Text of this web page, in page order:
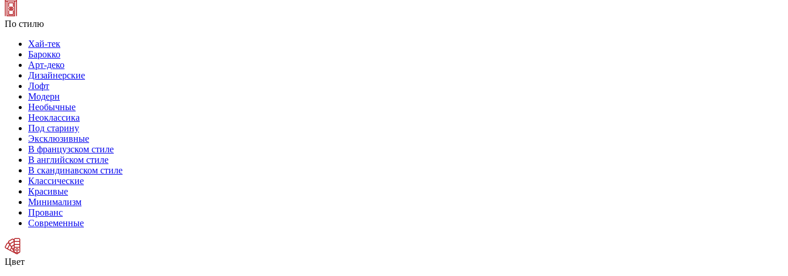
По стилю
Хай-тек
Барокко
Арт-деко
Дизайнерские
Лофт
Модерн
Необычные
Неоклассика
Под старину
Эксклюзивные
В французском стиле
В английском стиле
В скандинавском стиле
Классические
Красивые
Минимализм
Прованс
Современные
Цвет